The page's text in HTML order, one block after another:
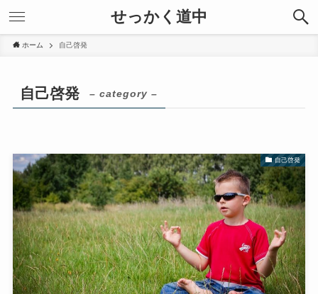
せっかく道中
ホーム 自己啓発
自己啓発 – category –
自己啓発